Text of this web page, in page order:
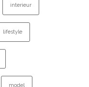
interieur
lifestyle
model